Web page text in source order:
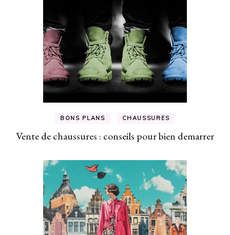
BONS PLANS CHAUSSURES
Vente de chaussures : conseils pour bien demarrer